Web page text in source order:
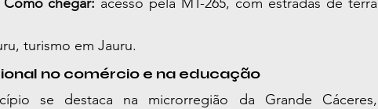
turismo em Jauru.
no comércio e na educação
se destaca na microrregião da Grande Cáceres,